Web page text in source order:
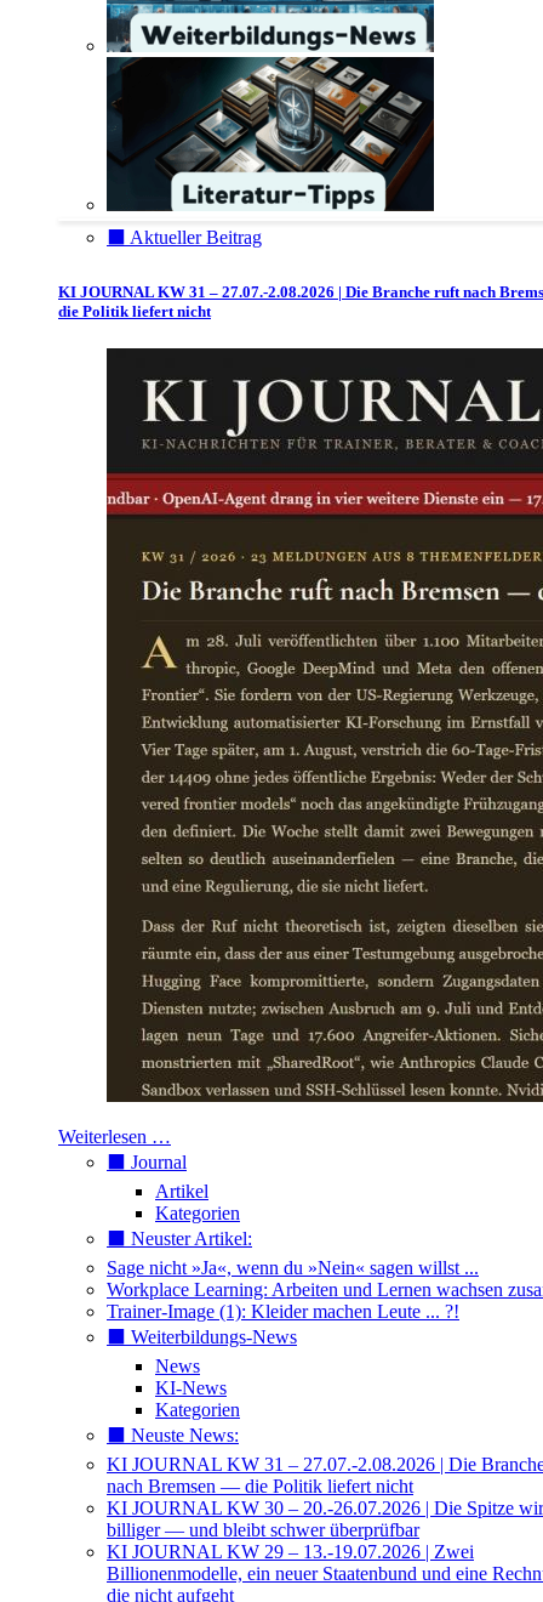
⬛️ Aktueller Beitrag
KI JOURNAL KW 31 – 27.07.-2.08.2026 | Die Branche ruft nach
die Politik liefert nicht
Weiterlesen …
⬛️ Journal
Artikel
Kategorien
⬛️ Neuster Artikel:
Sage nicht »Ja«, wenn du »Nein« sagen willst ...
Workplace Learning: Arbeiten und Lernen wachsen
Trainer-Image (1): Kleider machen Leute ... ?!
⬛️ Weiterbildungs-News
News
KI-News
Kategorien
⬛️ Neuste News:
KI JOURNAL KW 31 – 27.07.-2.08.2026 | Die
nach Bremsen — die Politik liefert nicht
KI JOURNAL KW 30 – 20.-26.07.2026 | Die Spitze
billiger — und bleibt schwer überprüfbar
KI JOURNAL KW 29 – 13.-19.07.2026 | Zwei
Billionenmodelle, ein neuer Staatenbund und eine
die nicht aufgeht